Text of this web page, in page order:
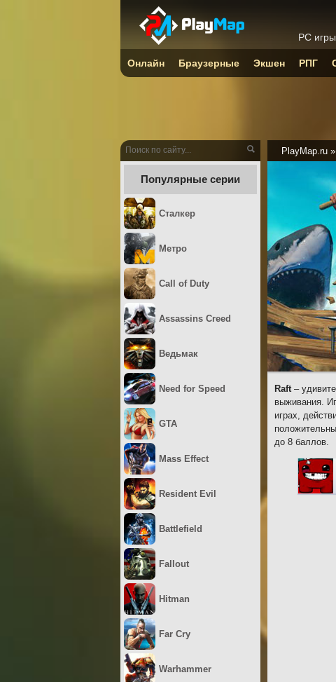
PlayMap.ru »
Raft–
выживания.
играх,
до 8 баллов.
Популярные серии
Сталкер
Метро
Call of Duty
Assassins Creed
Ведьмак
Need for Speed
GTA
Mass Effect
Resident Evil
Battlefield
Fallout
Hitman
Far Cry
Warhammer
PC игры
Онлайн Браузерные Экшен РПГ